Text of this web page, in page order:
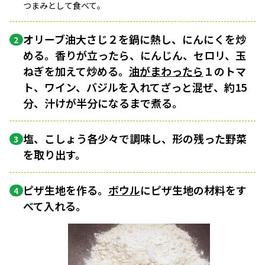
つまみとして食べて。
2 オリーブ油大さじ２を鍋に熱し、にんにくを炒
める。香りが立ったら、にんじん、セロリ、玉
ねぎを加えて炒める。 油がまわったら １のトマ
ト、ワイン、バジルを入れてざっと混ぜ、約15
分、汁けが半分になるまで煮る。
3 塩、こしょう各少々で調味し、形の残った野菜
を取り出す。
4 ピザ生地を作る。 ボウルにピザ生地の材料をす
べて入れる。